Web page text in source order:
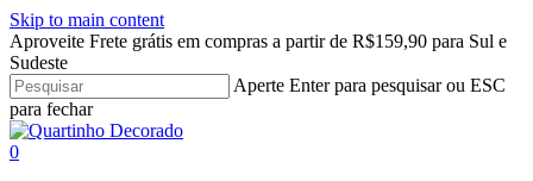
Skip to main content
Aproveite Frete grátis em compras a partir de R$159,90 para Sul e
Sudeste
Aperte Enter para pesquisar ou ESC
para fechar
Close
Search
search
account
0